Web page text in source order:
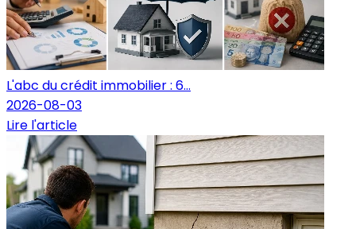
L'abc du crédit immobilier : 6...
2026-08-03
Lire l'article